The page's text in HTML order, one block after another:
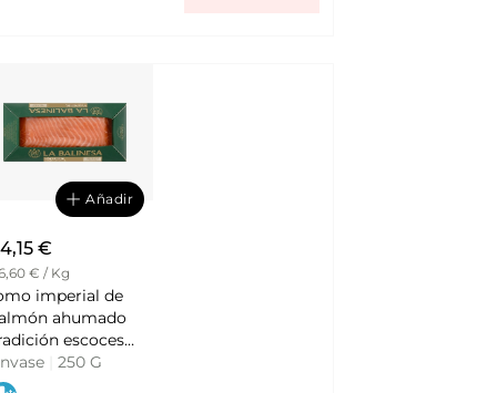
Añadir
€
€ / Kg
imperial de
ahumado
escocesa
azúcares LA
250 G